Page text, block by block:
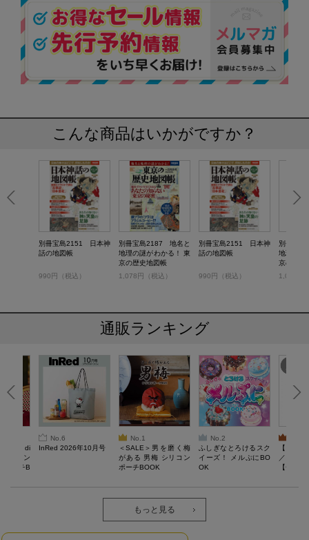
こんな商品はいかがですか？
別冊宝島2151 日本神
話の地図帳
990円（税込）
別冊宝島2187 地名と
地理の謎がわかる！ 東
京の歴史地図帳
1,078円（税込）
別冊宝島2151 日本神
話の地図帳
990円（税込）
別冊宝
地理の謎
京の歴史
1,078円
通販ランキング
di
ティン
ポーチB
No.6
InRed 2026年10月号
No.1
＜SALE＞男を磨く梅
がある 男梅 シリコン
ポーチBOOK
No.2
ふしぎなとろけるスク
イーズ！ メルぷにBO
OK
【
／Lサイ
【一般
ウェア
もっと見る